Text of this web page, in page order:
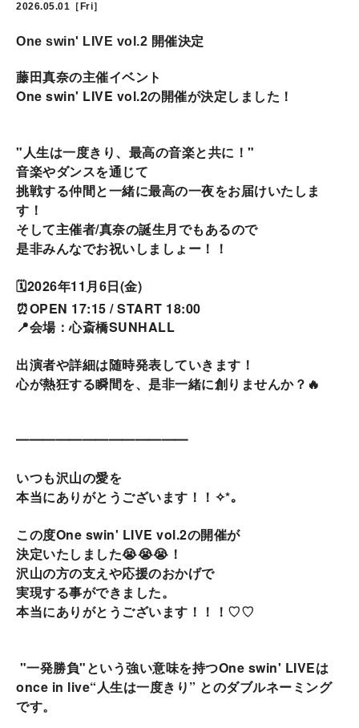
2026.05.01［Fri］
One swin' LIVE vol.2 開催決定
藤田真奈の主催イベント
One swin' LIVE vol.2の開催が決定しました！
"人生は一度きり、最高の音楽と共に！"
音楽やダンスを通じて
挑戦する仲間と一緒に最高の一夜をお届けいたしま
す！
そして主催者/真奈の誕生月でもあるので
是非みんなでお祝いしましょー！！
🗓2026年11月6日(金)
⏰OPEN 17:15 / START 18:00
📍会場：心斎橋SUNHALL
出演者や詳細は随時発表していきます！
心が熱狂する瞬間を、是非一緒に創りませんか？🔥
━━━━━━━━━━━━━
いつも沢山の愛を
本当にありがとうございます！！ ✧*｡
この度One swin' LIVE vol.2の開催が
決定いたしました😭😭😭！
沢山の方の支えや応援のおかげで
実現する事ができました。
本当にありがとうございます！！！♡♡
"一発勝負"という強い意味を持つOne swin' LIVEは
once in live“人生は一度きり” とのダブルネーミング
です。